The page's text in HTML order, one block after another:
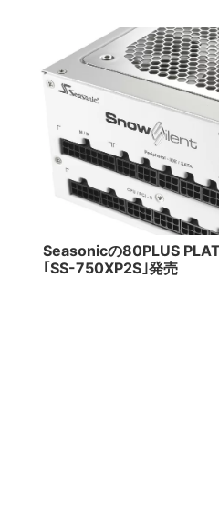
Seasonicの80PLUS
｢SS-750XP2S｣発売